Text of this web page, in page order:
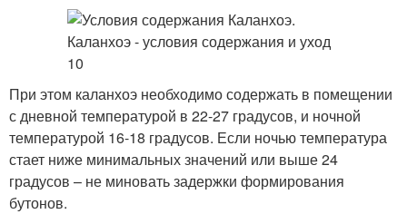
При этом каланхоэ необходимо содержать в помещении
с дневной температурой в 22-27 градусов, и ночной
температурой 16-18 градусов. Если ночью температура
стает ниже минимальных значений или выше 24
градусов – не миновать задержки формирования
бутонов.